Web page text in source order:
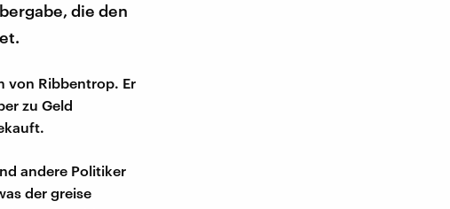
die den
von Ribbentrop. Er
zu Geld
andere Politiker
der greise